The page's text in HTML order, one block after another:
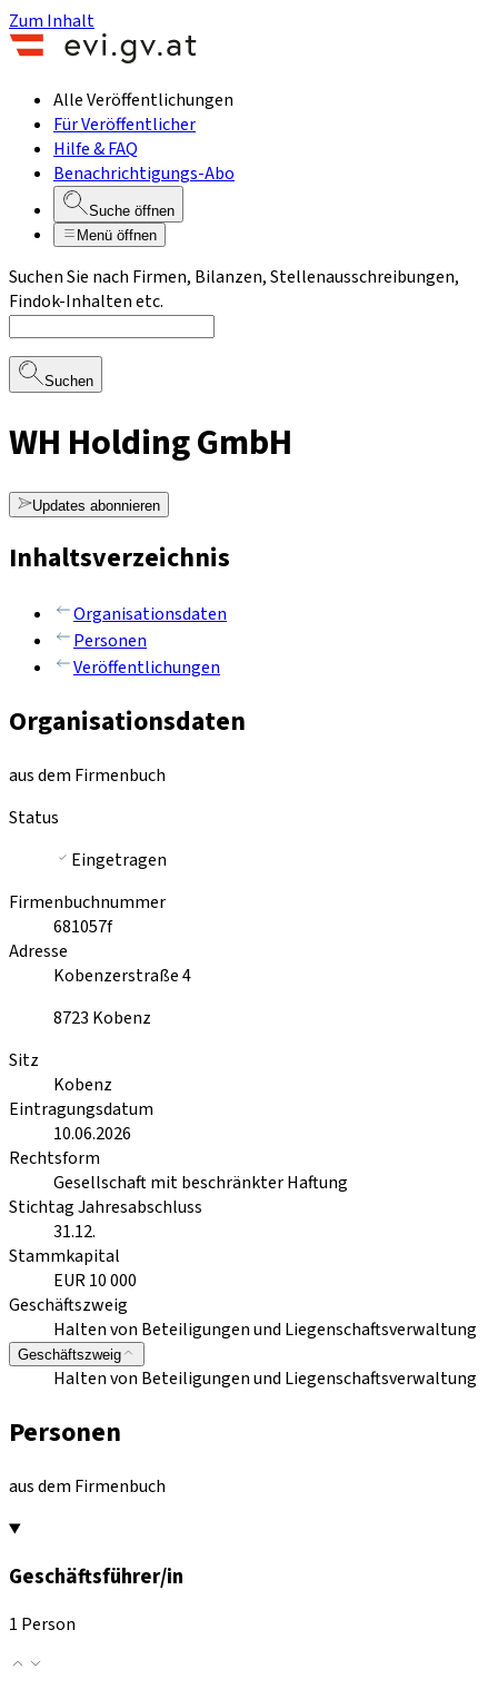
Zum Inhalt
Alle Veröffentlichungen
Für Veröffentlicher
Hilfe & FAQ
Benachrichtigungs-Abo
Suche öffnen
Menü öffnen
Suchen Sie nach Firmen, Bilanzen, Stellenausschreibungen,
Findok-Inhalten etc.
Suchen
WH Holding GmbH
Updates abonnieren
Inhaltsverzeichnis
Organisationsdaten
Personen
Veröffentlichungen
Organisationsdaten
aus dem Firmenbuch
Status
Eingetragen
Firmenbuchnummer
681057f
Adresse
Kobenzerstraße 4
8723 Kobenz
Sitz
Kobenz
Eintragungsdatum
10.06.2026
Rechtsform
Gesellschaft mit beschränkter Haftung
Stichtag Jahresabschluss
31.12.
Stammkapital
EUR 10 000
Geschäftszweig
Halten von Beteiligungen und Liegenschaftsverwaltung
Geschäftszweig
Halten von Beteiligungen und Liegenschaftsverwaltung
Personen
aus dem Firmenbuch
Geschäftsführer/in
1 Person